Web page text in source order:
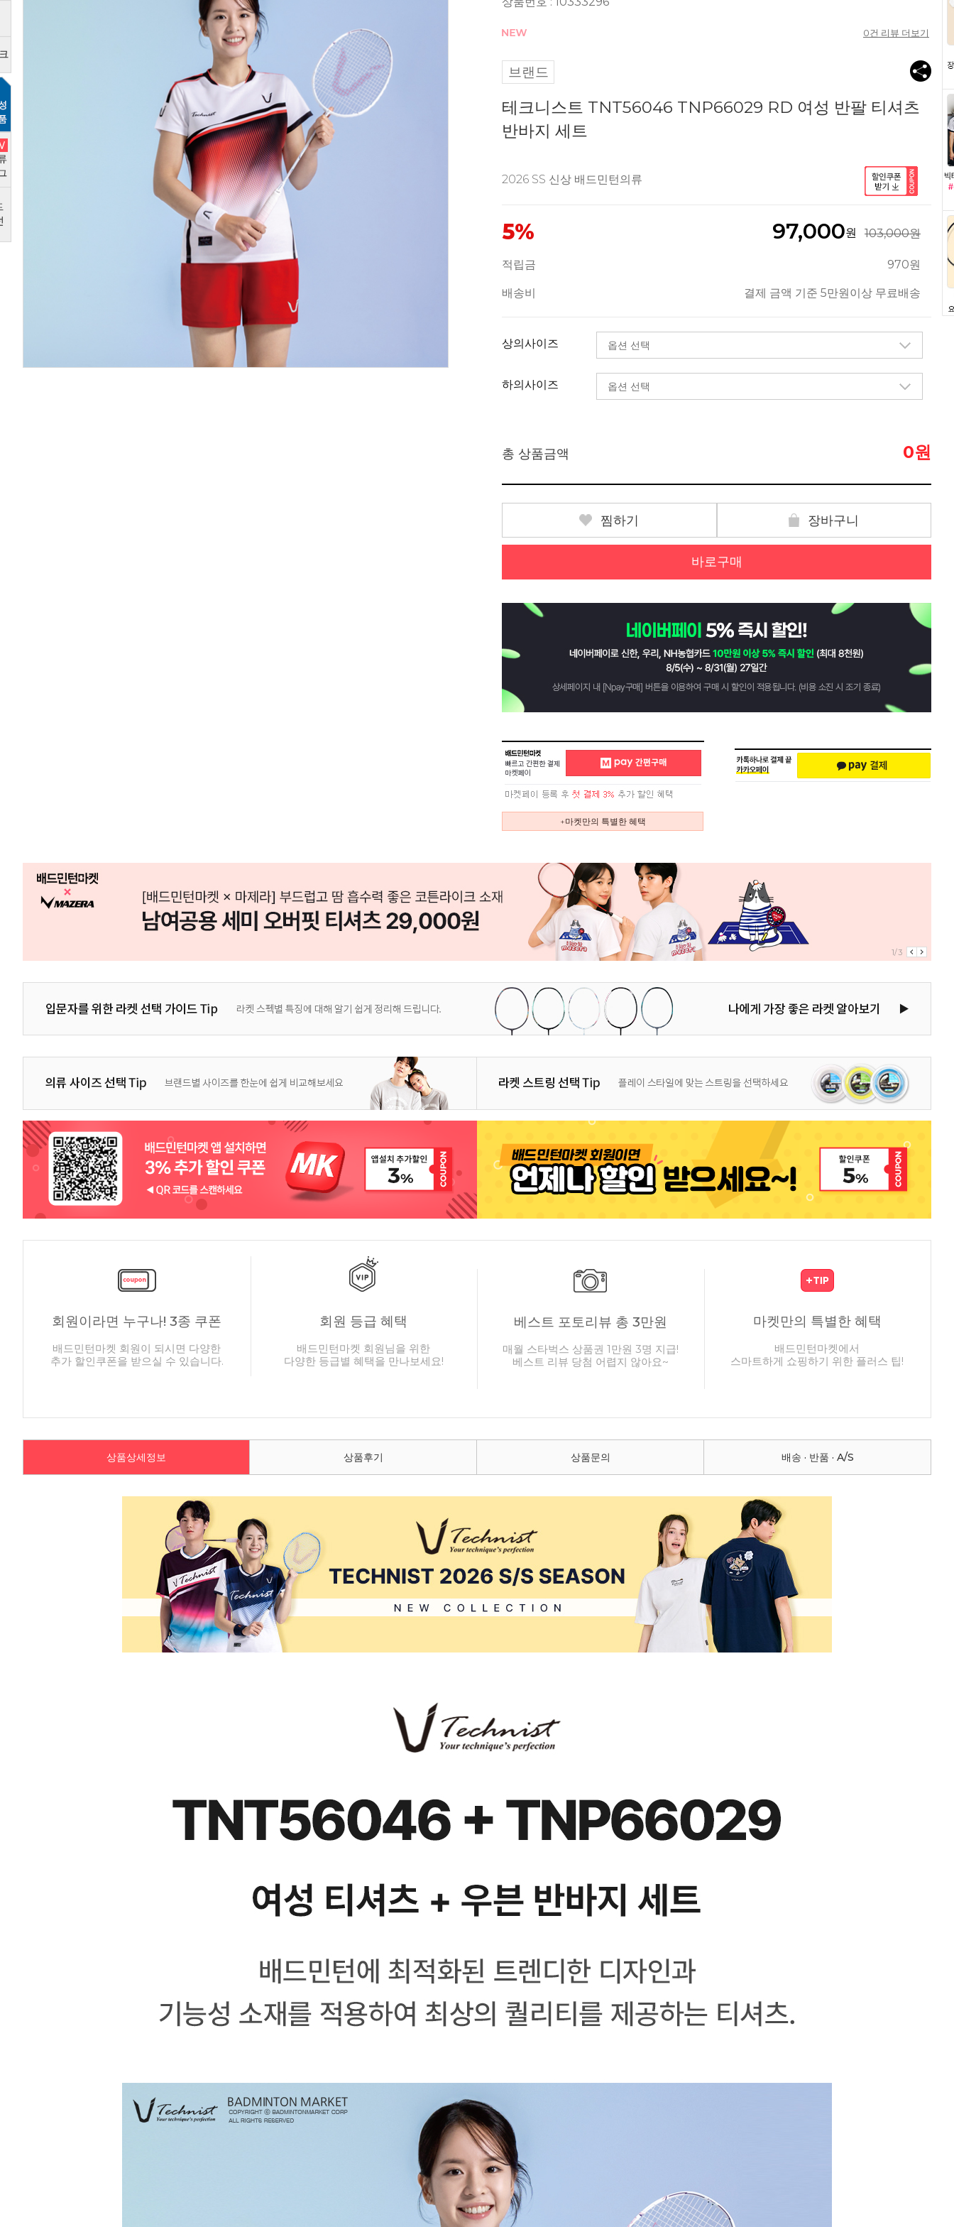
0건 리뷰 더보기
브랜드
테크니스트 TNT56046 TNP66029 RD 여성 반팔 티셔츠
반바지 세트
2026 SS 신상 배드민턴의류
5% 97,000원 103,000원
적립금 970원
배송비 결제 금액 기준 5만원이상 무료배송
상의사이즈
하의사이즈
총 상품금액 0원
찜하기 장바구니
바로구매
+마켓만의 특별한 혜택
1/3
회원이라면 누구나! 3종 쿠폰
배드민턴마켓 회원이 되시면 다양한
추가 할인쿠폰을 받으실 수 있습니다.
회원 등급 혜택
배드민턴마켓 회원님을 위한
다양한 등급별 혜택을 만나보세요!
베스트 포토리뷰 총 3만원
매월 스타벅스 상품권 1만원 3명 지급!
베스트 리뷰 당첨 어렵지 않아요~
마켓만의 특별한 혜택
배드민턴마켓에서
스마트하게 쇼핑하기 위한 플러스 팁!
상품상세정보 상품후기 상품문의 배송 · 반품 · A/S